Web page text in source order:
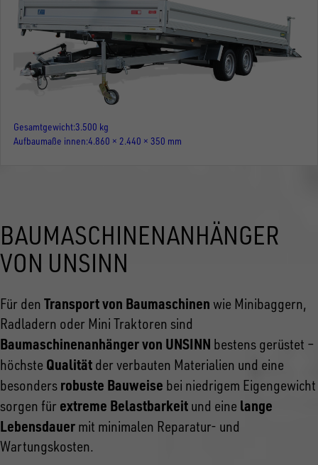
Gesamtgewicht3.500 kg
Aufbaumaße innen 4.860 × 2.440 × 350 mm
BAUMASCHINENANHÄNGER
VON UNSINN
Für den Transport von Baumaschinen wie Minibaggern,
Radladern oder Mini Traktoren sind
Baumaschinenanhänger von UNSINN bestens gerüstet –
höchste Qualität der verbauten Materialien und eine
besonders robuste Bauweise bei niedrigem Eigengewicht
sorgen für extreme Belastbarkeit und eine lange
Lebensdauer mit minimalen Reparatur- und
Wartungskosten.